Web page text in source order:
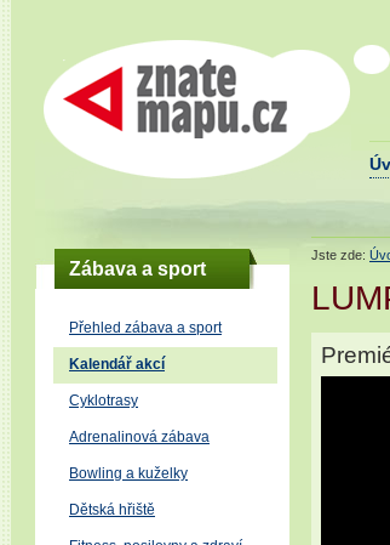
Znatemapu.cz - turistický portál
okresu Šumperk
Zábava a sport
Přehled zábava a sport
Kalendář akcí
Cyklotrasy
Adrenalinová zábava
Bowling a kuželky
Dětská hřiště
Jste zde: